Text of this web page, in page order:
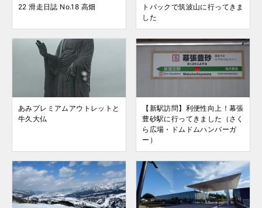
22 滑走日誌 No.18 高畑
トバックで筑波山に行ってきま
した
あみプレミアムアウトレットと
牛久大仏
【新駅訪問】利便性向上！幕張
豊砂駅に行ってきました（さく
ら広場・ドムドムハンバーガ
ー）